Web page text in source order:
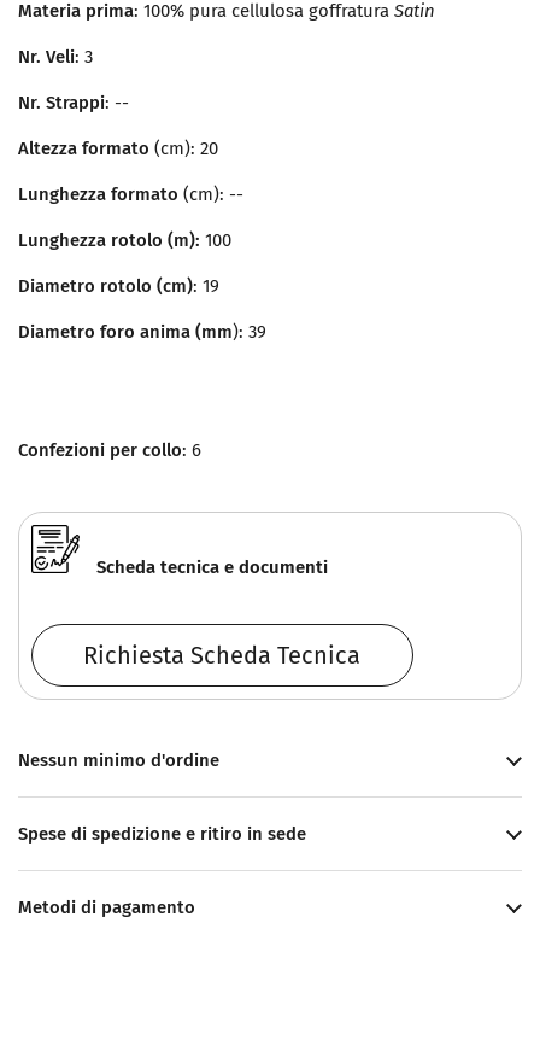
Materia prima: 100% pura cellulosa goffratura Satin
Nr. Veli: 3
Nr. Strappi: --
Altezza formato (cm): 20
Lunghezza formato (cm): --
Lunghezza rotolo (m): 100
Diametro rotolo (cm): 19
Diametro foro anima (mm): 39
Confezioni per collo: 6
Scheda tecnica e documenti
Richiesta Scheda Tecnica
Nessun minimo d'ordine
Spese di spedizione e ritiro in sede
Metodi di pagamento